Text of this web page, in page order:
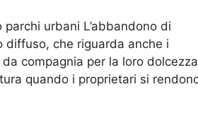
urbani L’abbandono di
diffuso, che riguarda anche i
compagnia per la loro dolcezza
quando i proprietari si